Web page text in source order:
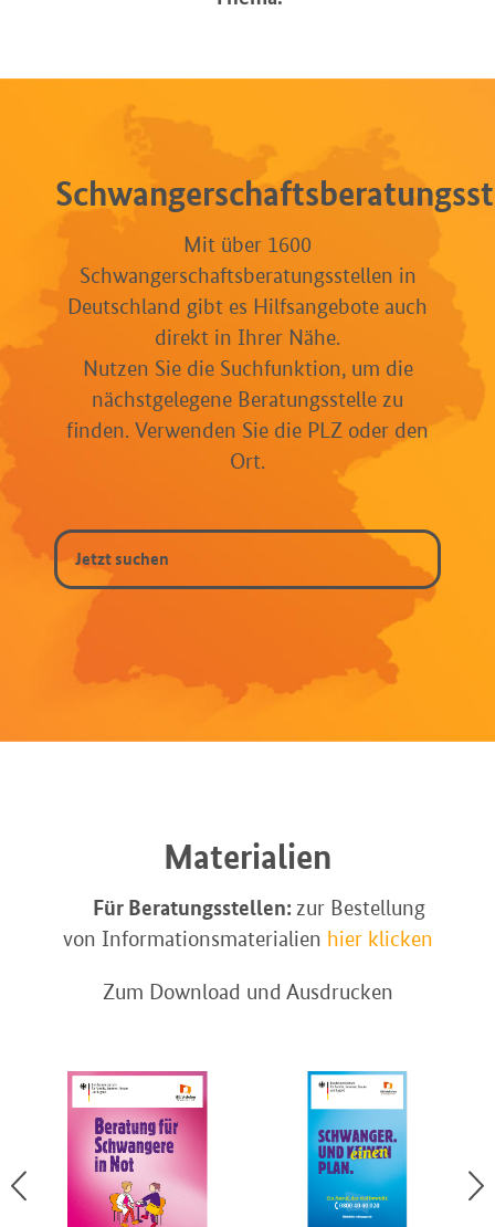
Mit über 1600
Schwangerschaftsberatungsstellen in
Deutschland gibt es Hilfsangebote auch
direkt in Ihrer Nähe.
Nutzen Sie die Suchfunktion, um die
nächstgelegene Beratungsstelle zu
finden. Verwenden Sie die PLZ oder den
Ort.
Materialien
Für Beratungsstellen: zur Bestellung
von Informationsmaterialien hier klicken
Zum Download und Ausdrucken